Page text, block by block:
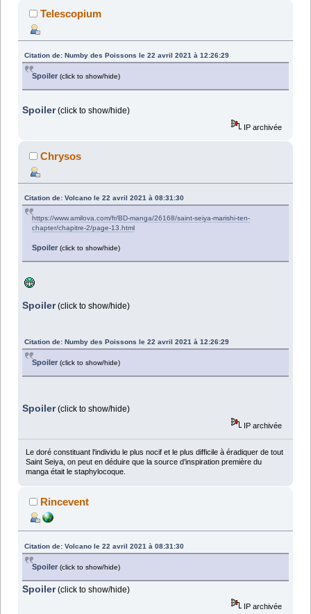
Telescopium
Citation de: Numby des Poissons le 22 avril 2021 à 12:26:29
Spoiler (click to show/hide)
Spoiler(click to show/hide)
IP archivée
Chrysos
Citation de: Volcano le 22 avril 2021 à 08:31:30
https://www.amilova.com/fr/BD-manga/26168/saint-seiya-marishi-ten-
chapter/chapitre-2/page-13.html
Spoiler (click to show/hide)
Spoiler(click to show/hide)
Citation de: Numby des Poissons le 22 avril 2021 à 12:26:29
Spoiler (click to show/hide)
Spoiler(click to show/hide)
IP archivée
Le doré constituant l'individu le plus nocif et le plus difficile à éradiquer de tout
Saint Seiya, on peut en déduire que la source d’inspiration première du
manga était le staphylocoque.
Rincevent
Citation de: Volcano le 22 avril 2021 à 08:31:30
Spoiler (click to show/hide)
Spoiler(click to show/hide)
IP archivée